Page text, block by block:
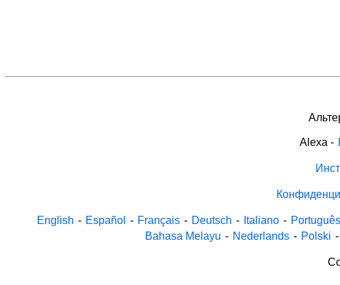
Alexa -
English - Español - Français - Deutsch - Italiano - Português
Bahasa Melayu - Nederlands - Polski -